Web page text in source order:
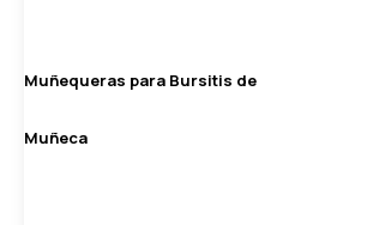
Muñequeras para Bursitis de
Muñeca